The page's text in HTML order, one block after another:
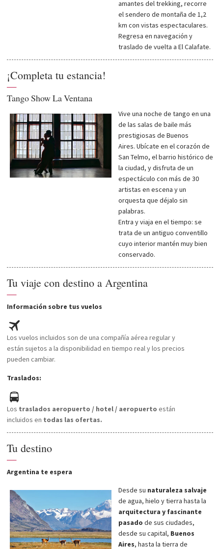
amantes del trekking, recorre
el sendero de montaña de 1,2
km con vistas espectaculares.
Regresa en navegación y
traslado de vuelta a El Calafate.
¡Completa tu estancia!
—
Tango Show La Ventana
Vive una noche de tango en una
de las salas de baile más
prestigiosas de Buenos
Aires. Ubícate en el corazón de
San Telmo, el barrio histórico de
la ciudad, y disfruta de un
espectáculo con más de 30
artistas en escena y un
orquesta que déjalo sin
palabras.
Entra y viaja en el tiempo: se
trata de un antiguo conventillo
cuyo interior mantén muy bien
conservado.
Tu viaje con destino a Argentina
—
Información sobre tus vuelos
Los vuelos incluidos son de una compañía aérea regular y
están sujetos a la disponibilidad en tiempo real y los precios
pueden cambiar.
Traslados:
Los traslados aeropuerto / hotel / aeropuerto están
incluidos en todas las ofertas.
Tu destino
—
Argentina te espera
Desde su naturaleza salvaje
de agua, hielo y tierra hasta la
arquitectura y fascinante
pasado de sus ciudades,
desde su capital, Buenos
Aires, hasta la tierra de